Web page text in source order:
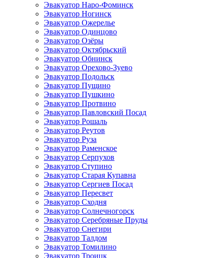
Эвакуатор Наро-Фоминск
Эвакуатор Ногинск
Эвакуатор Ожерелье
Эвакуатор Одинцово
Эвакуатор Озёры
Эвакуатор Октябрьский
Эвакуатор Обнинск
Эвакуатор Орехово-Зуево
Эвакуатор Подольск
Эвакуатор Пущино
Эвакуатор Пушкино
Эвакуатор Протвино
Эвакуатор Павловский Посад
Эвакуатор Рошаль
Эвакуатор Реутов
Эвакуатор Руза
Эвакуатор Раменское
Эвакуатор Серпухов
Эвакуатор Ступино
Эвакуатор Старая Купавна
Эвакуатор Сергиев Посад
Эвакуатор Пересвет
Эвакуатор Сходня
Эвакуатор Солнечногорск
Эвакуатор Серебряные Пруды
Эвакуатор Снегири
Эвакуатор Талдом
Эвакуатор Томилино
Эвакуатор Троицк